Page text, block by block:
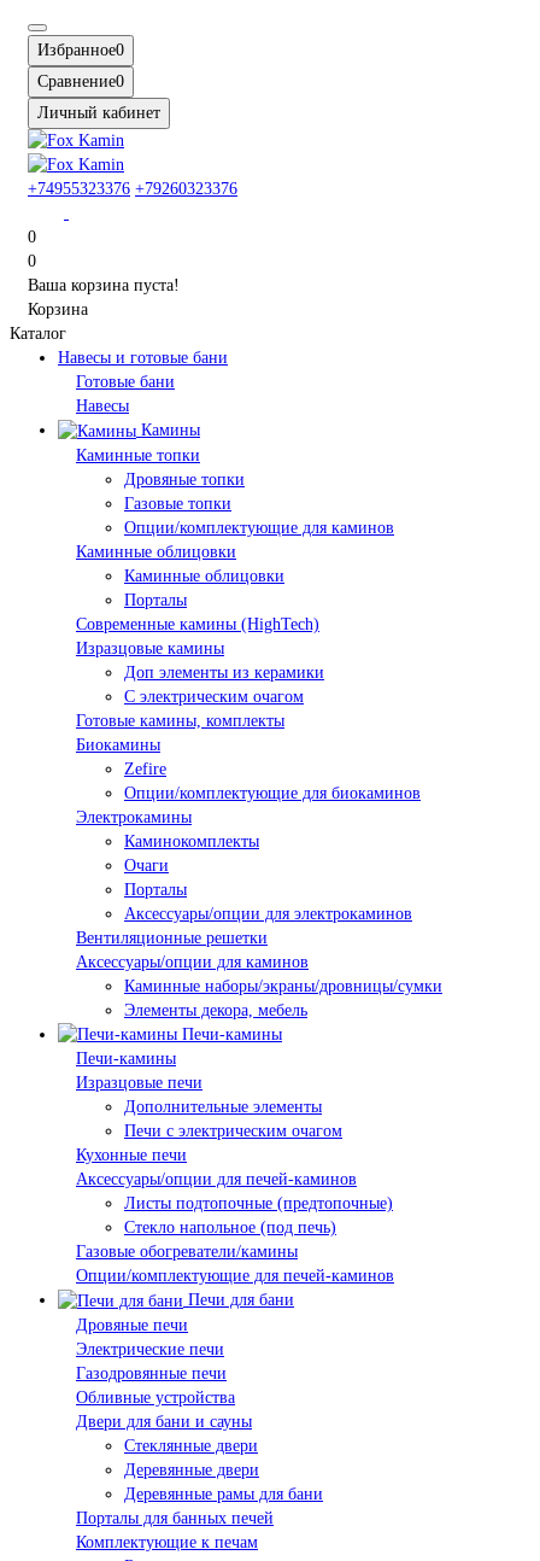
Избранное0
Сравнение0
Личный кабинет
+74955323376 +79260323376
0
0
Ваша корзина пуста!
Корзина
Каталог
Навесы и готовые бани
Готовые бани
Навесы
Камины
Каминные топки
Дровяные топки
Газовые топки
Опции/комплектующие для каминов
Каминные облицовки
Каминные облицовки
Порталы
Современные камины (HighTech)
Изразцовые камины
Доп элементы из керамики
С электрическим очагом
Готовые камины, комплекты
Биокамины
Zefire
Опции/комплектующие для биокаминов
Электрокамины
Каминокомплекты
Очаги
Порталы
Аксессуары/опции для электрокаминов
Вентиляционные решетки
Аксессуары/опции для каминов
Каминные наборы/экраны/дровницы/сумки
Элементы декора, мебель
Печи-камины
Печи-камины
Изразцовые печи
Дополнительные элементы
Печи с электрическим очагом
Кухонные печи
Аксессуары/опции для печей-каминов
Листы подтопочные (предтопочные)
Стекло напольное (под печь)
Газовые обогреватели/камины
Опции/комплектующие для печей-каминов
Печи для бани
Дровяные печи
Электрические печи
Газодровянные печи
Обливные устройства
Двери для бани и сауны
Стеклянные двери
Деревянные двери
Деревянные рамы для бани
Порталы для банных печей
Комплектующие к печам